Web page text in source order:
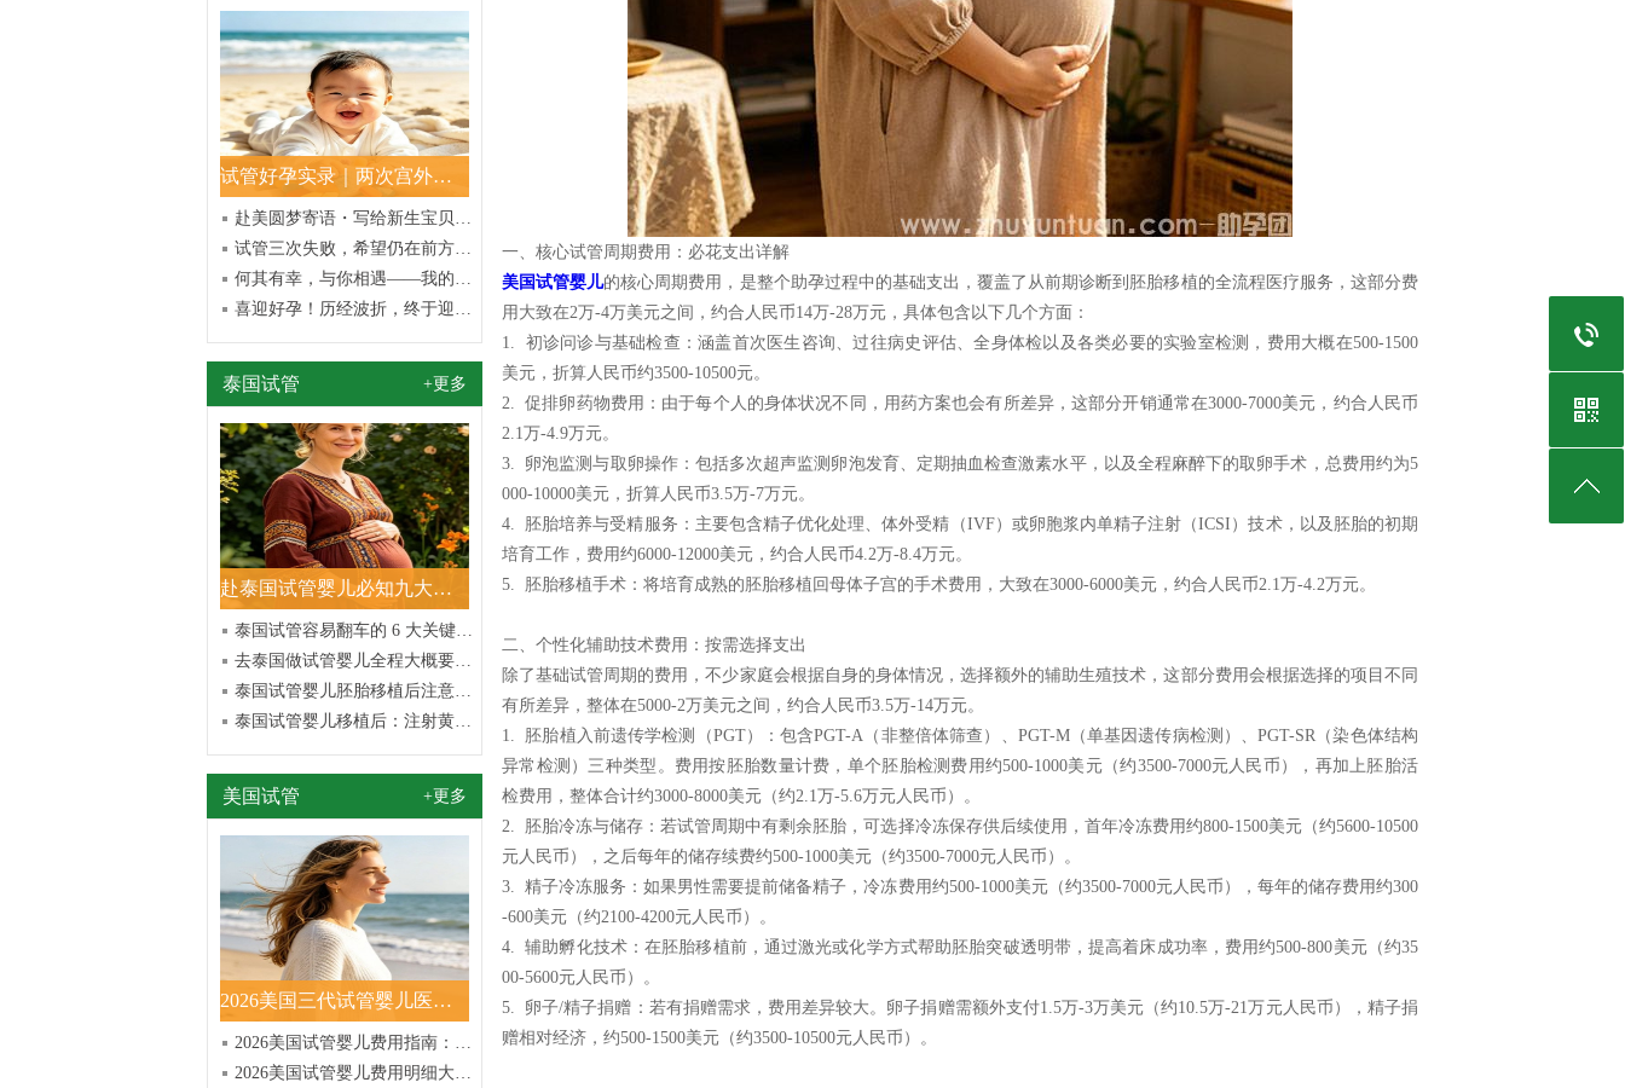
试管好孕实录｜两次宫外孕重创、三次促孕坚持，如今我的宝贝已健
赴美圆梦寄语・写给新生宝贝的心里话
试管三次失败，希望仍在前方——那些熬过艰辛终得圆满的故事
何其有幸，与你相遇——我的试管好孕日记
喜迎好孕！历经波折，终于迎来期待已久的小生命
泰国试管 +更多
赴泰国试管婴儿必知九大实用常识汇总
泰国试管容易翻车的 6 大关键环节解析
去泰国做试管婴儿全程大概要多久？周期流程一览
泰国试管婴儿胚胎移植后注意事项全解析
泰国试管婴儿移植后：注射黄体酮与塞雪诺酮究竟哪个更好？
美国试管 +更多
2026美国三代试管婴儿医院排名前十揭秘！TOP10权威机构
2026美国试管婴儿费用指南：3.5万-5.5万美元明细+流
2026美国试管婴儿费用明细大全：清晰报价，助孕更安心
一、核心试管周期费用：必花支出详解
美国试管婴儿的核心周期费用，是整个助孕过程中的基础支出，覆盖了从前期诊断到胚胎移植的全流程医疗服务，这部分费
用大致在2万-4万美元之间，约合人民币14万-28万元，具体包含以下几个方面：
1. 初诊问诊与基础检查：涵盖首次医生咨询、过往病史评估、全身体检以及各类必要的实验室检测，费用大概在500-1500
美元，折算人民币约3500-10500元。
2. 促排卵药物费用：由于每个人的身体状况不同，用药方案也会有所差异，这部分开销通常在3000-7000美元，约合人民币
2.1万-4.9万元。
3. 卵泡监测与取卵操作：包括多次超声监测卵泡发育、定期抽血检查激素水平，以及全程麻醉下的取卵手术，总费用约为5
000-10000美元，折算人民币3.5万-7万元。
4. 胚胎培养与受精服务：主要包含精子优化处理、体外受精（IVF）或卵胞浆内单精子注射（ICSI）技术，以及胚胎的初期
培育工作，费用约6000-12000美元，约合人民币4.2万-8.4万元。
5. 胚胎移植手术：将培育成熟的胚胎移植回母体子宫的手术费用，大致在3000-6000美元，约合人民币2.1万-4.2万元。
二、个性化辅助技术费用：按需选择支出
除了基础试管周期的费用，不少家庭会根据自身的身体情况，选择额外的辅助生殖技术，这部分费用会根据选择的项目不同
有所差异，整体在5000-2万美元之间，约合人民币3.5万-14万元。
1. 胚胎植入前遗传学检测（PGT）：包含PGT-A（非整倍体筛查）、PGT-M（单基因遗传病检测）、PGT-SR（染色体结构
异常检测）三种类型。费用按胚胎数量计费，单个胚胎检测费用约500-1000美元（约3500-7000元人民币），再加上胚胎活
检费用，整体合计约3000-8000美元（约2.1万-5.6万元人民币）。
2. 胚胎冷冻与储存：若试管周期中有剩余胚胎，可选择冷冻保存供后续使用，首年冷冻费用约800-1500美元（约5600-10500
元人民币），之后每年的储存续费约500-1000美元（约3500-7000元人民币）。
3. 精子冷冻服务：如果男性需要提前储备精子，冷冻费用约500-1000美元（约3500-7000元人民币），每年的储存费用约300
-600美元（约2100-4200元人民币）。
4. 辅助孵化技术：在胚胎移植前，通过激光或化学方式帮助胚胎突破透明带，提高着床成功率，费用约500-800美元（约35
00-5600元人民币）。
5. 卵子/精子捐赠：若有捐赠需求，费用差异较大。卵子捐赠需额外支付1.5万-3万美元（约10.5万-21万元人民币），精子捐
赠相对经济，约500-1500美元（约3500-10500元人民币）。